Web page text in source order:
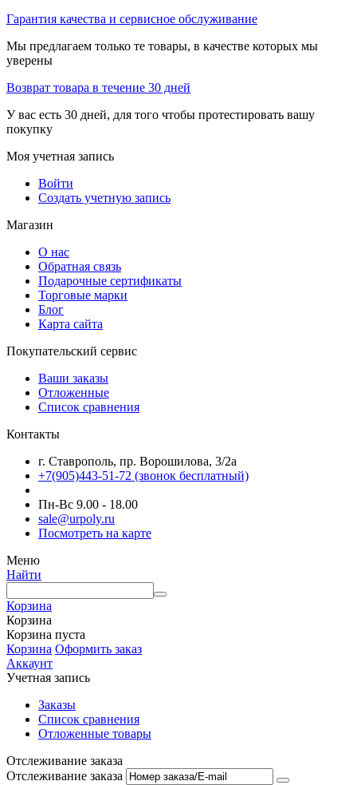
Гарантия качества и сервисное обслуживание
Мы предлагаем только те товары, в качестве которых мы
уверены
Возврат товара в течение 30 дней
У вас есть 30 дней, для того чтобы протестировать вашу
покупку
Моя учетная запись
Войти
Создать учетную запись
Магазин
О нас
Обратная связь
Подарочные сертификаты
Торговые марки
Блог
Карта сайта
Покупательский сервис
Ваши заказы
Отложенные
Список сравнения
Контакты
г. Ставрополь, пр. Ворошилова, 3/2а
+7(905)443-51-72 (звонок бесплатный)
Пн-Вс 9.00 - 18.00
sale@urpoly.ru
Посмотреть на карте
Меню
Найти
Корзина
Корзина
Корзина пуста
Корзина Оформить заказ
Аккаунт
Учетная запись
Заказы
Список сравнения
Отложенные товары
Отслеживание заказа
Отслеживание заказа